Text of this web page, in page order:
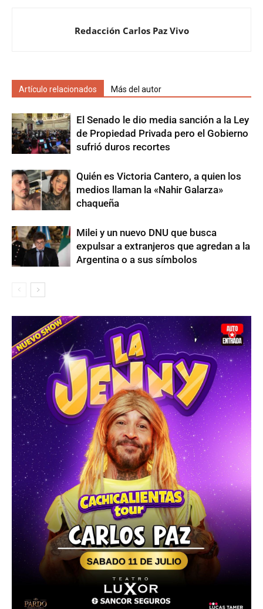
Redacción Carlos Paz Vivo
Artículo relacionados Más del autor
El Senado le dio media sanción a la Ley
de Propiedad Privada pero el Gobierno
sufrió duros recortes
Quién es Victoria Cantero, a quien los
medios llaman la «Nahir Galarza»
chaqueña
Milei y un nuevo DNU que busca
expulsar a extranjeros que agredan a la
Argentina o a sus símbolos